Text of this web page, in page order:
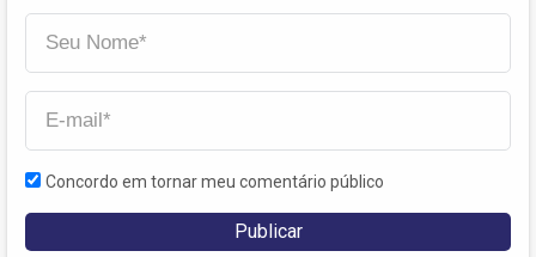
Concordo em tornar meu comentário público